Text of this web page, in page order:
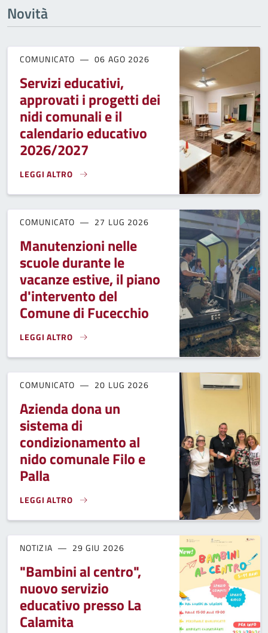
Novità
COMUNICATO 06 AGO 2026
Servizi educativi,
approvati i progetti dei
nidi comunali e il
calendario educativo
2026/2027
LEGGI ALTRO
SERVIZI EDUCATIVI, APPROVATI I PROGETTI DEI NIDI
COMUNICATO 27 LUG 2026
Manutenzioni nelle
scuole durante le
vacanze estive, il piano
d'intervento del
Comune di Fucecchio
LEGGI ALTRO
MANUTENZIONI NELLE SCUOLE DURANTE LE VACANZE
COMUNICATO 20 LUG 2026
Azienda dona un
sistema di
condizionamento al
nido comunale Filo e
Palla
LEGGI ALTRO
AZIENDA DONA UN SISTEMA DI CONDIZIONAMENTO AL
NOTIZIA 29 GIU 2026
"Bambini al centro",
nuovo servizio
educativo presso La
Calamita